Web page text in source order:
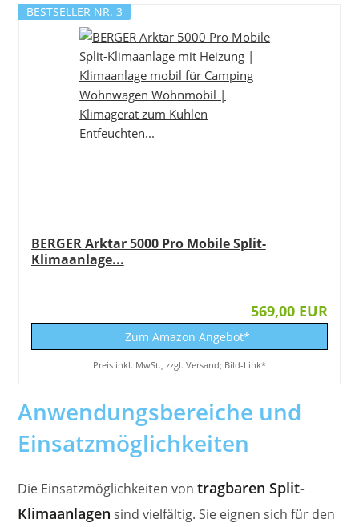
BESTSELLER NR. 3
BERGER Arktar 5000 Pro Mobile Split-
Klimaanlage...
569,00 EUR
Zum Amazon Angebot*
Preis inkl. MwSt., zzgl. Versand; Bild-Link*
Anwendungsbereiche und
Einsatzmöglichkeiten
Die Einsatzmöglichkeiten vontragbaren Split-
Klimaanlagen sind vielfältig. Sie eignen sich für den